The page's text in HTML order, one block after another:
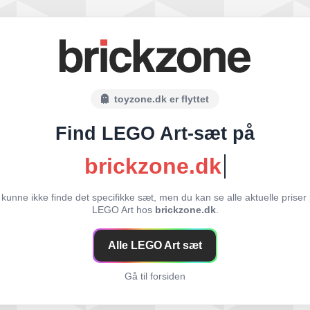
toyzone.dk er flyttet
Find LEGO Art-sæt på
brickzone.dk
ikke finde det specifikke sæt, men du kan se alle aktuelle priser
LEGO Art hos brickzone.dk.
Alle LEGO Art sæt
Gå til forsiden